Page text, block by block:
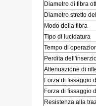
Diametro di fibra
Diametro stretto
Modo della fibra
Tipo di lucidatura
Tempo di
Perdita
Attenuazione di
Forza di fissaggio
Forza di fissaggio
Resistenza alla